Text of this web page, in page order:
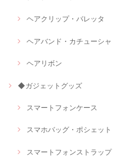
ヘアクリップ・バレッタ
ヘアバンド・カチューシャ
ヘアリボン
◆ガジェットグッズ
スマートフォンケース
スマホバッグ・ポシェット
スマートフォンストラップ